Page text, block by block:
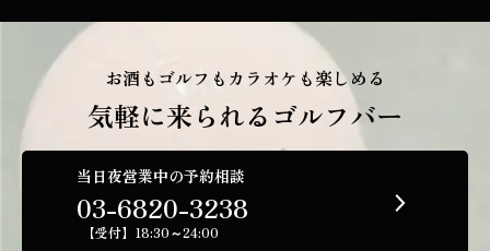
お酒もゴルフもカラオケも楽しめる
気軽に来られるゴルフバー
当日夜営業中の予約相談
03-6820-3238
【受付】18:30～24:00